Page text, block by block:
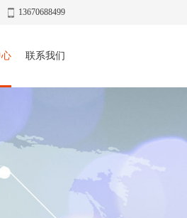
13670688499
联系我们